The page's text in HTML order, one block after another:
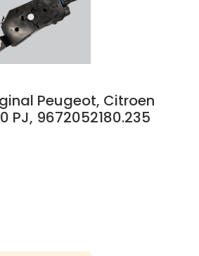
Peugeot, Citroen
PJ, 9672052180.235